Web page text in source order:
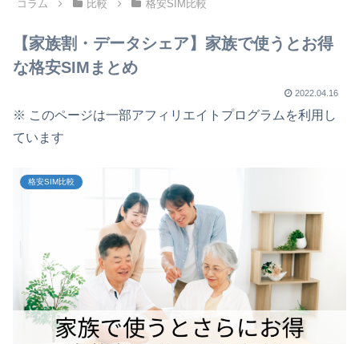
コラム
比較 格安SIM比較
【家族割・データシェア】家族で使うとお得
な格安SIMまとめ
2022.04.16
※ このページは一部アフィリエイトプログラムを利用し
ています
格安SIM比較